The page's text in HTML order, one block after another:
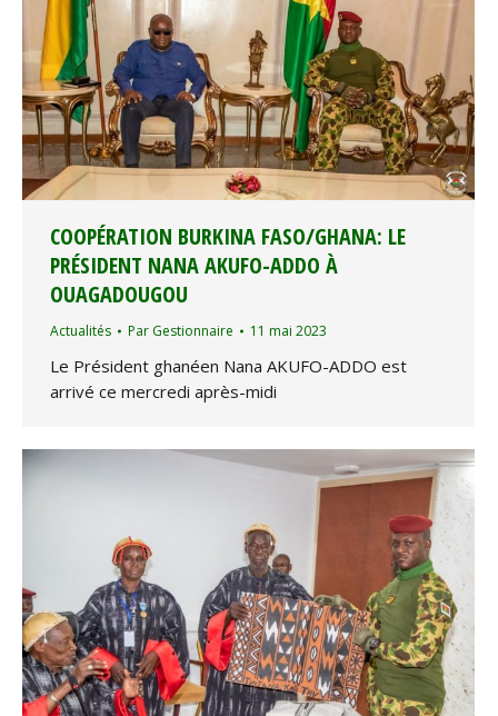
COOPÉRATION BURKINA FASO/GHANA: LE
PRÉSIDENT NANA AKUFO-ADDO À
OUAGADOUGOU
Actualités Par Gestionnaire 11 mai 2023
Le Président ghanéen Nana AKUFO-ADDO est
arrivé ce mercredi après-midi